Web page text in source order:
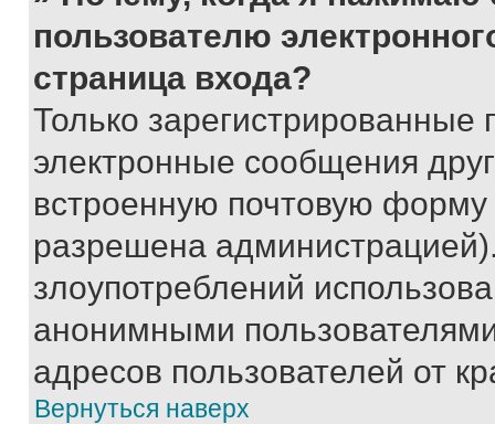
пользователю
страница входа?
Только зарегистрированные
электронные сообщения
встроенную почтовую
разрешена
злоупотреблений
анонимными
адресов пользователей от
Вернуться наверх